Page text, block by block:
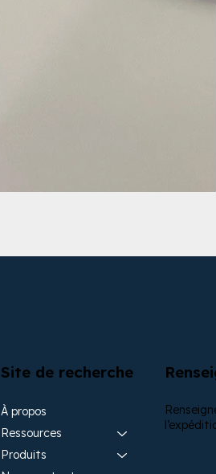
Site de recherche
À propos
Ressources
Produits